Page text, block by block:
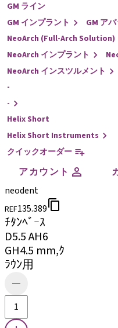
GM ライン
GM インプラント
GM ア
NeoArch (Full-Arch Solution)
NeoArch インプラント
NeoArch インスツルメント
-
-
Helix Short
Helix Short Instruments
クイックオーダー
アカウント
neodent
REF135.389
ﾁﾀﾝﾍﾞｰｽ
D5.5 AH6
GH4.5 mm,ｸ
ﾗｳﾝ用